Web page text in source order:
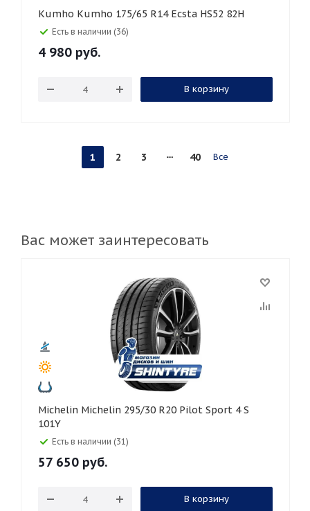
Kumho Kumho 175/65 R14 Ecsta HS52 82H
Есть в наличии (36)
4 980 руб.
В корзину
1 2 3 40 Все
Вас может заинтересовать
Michelin Michelin 295/30 R20 Pilot Sport 4 S
101Y
Есть в наличии (31)
57 650 руб.
В корзину